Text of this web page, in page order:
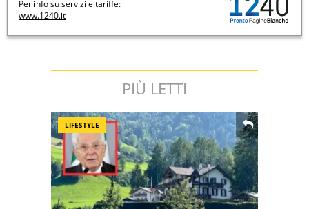
Per info su servizi e tariffe:
www.1240.it
PIÙ LETTI
LIFESTYLE